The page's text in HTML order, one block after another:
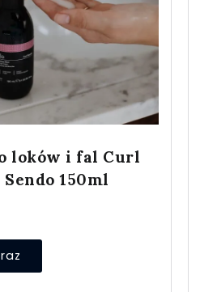
loków i fal Curl
150ml